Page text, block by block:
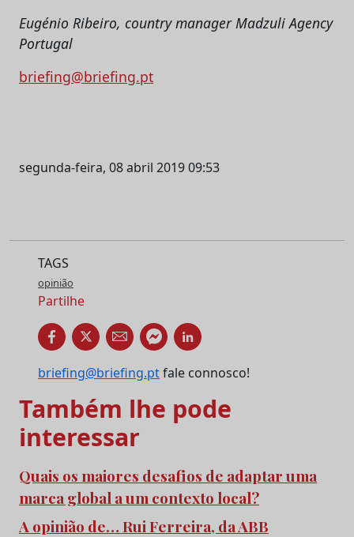
Eugénio Ribeiro, country manager Madzuli Agency
Portugal
briefing@briefing.pt
segunda-feira, 08 abril 2019 09:53
TAGS
opinião
Partilhe
briefing@briefing.ptfale connosco!
Também lhe pode
interessar
Quais os maiores desafios de adaptar uma
marca global a um contexto local?
A opinião de… Rui Ferreira, da ABB